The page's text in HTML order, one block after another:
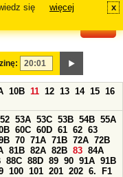
się
więcej x
10B 11 12 13 14 15 16
52 53A 53C 53B 54B 55A
60C 60D 61 62 63
70 71A 71B 72A 72B
81B 82A 82B 83 84A
88C 88D 89 90 91A 91B
100 101 201 202 6.
F1